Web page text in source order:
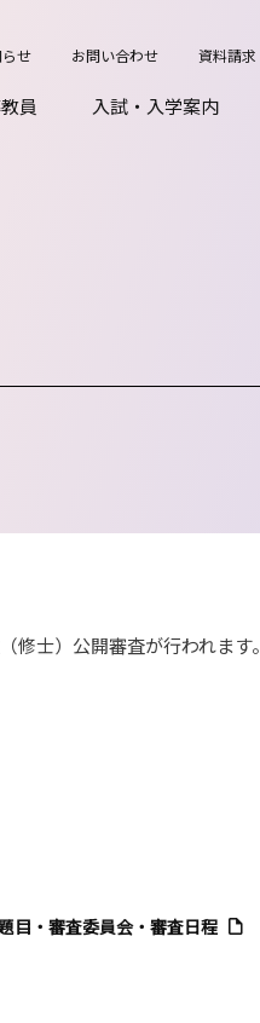
せ お問い合わせ 資料請求
員 入試・入学案内
士）公開審査が行われます。
目・審査委員会・審査日程